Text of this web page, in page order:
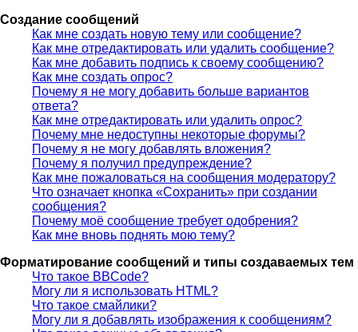
Создание сообщений
Как мне создать новую тему или сообщение?
Как мне отредактировать или удалить сообщение?
Как мне добавить подпись к своему сообщению?
Как мне создать опрос?
Почему я не могу добавить больше вариантов
ответа?
Как мне отредактировать или удалить опрос?
Почему мне недоступны некоторые форумы?
Почему я не могу добавлять вложения?
Почему я получил предупреждение?
Как мне пожаловаться на сообщения модератору?
Что означает кнопка «Сохранить» при создании
сообщения?
Почему моё сообщение требует одобрения?
Как мне вновь поднять мою тему?
Форматирование сообщений и типы создаваемых тем
Что такое BBCode?
Могу ли я использовать HTML?
Что такое смайлики?
Могу ли я добавлять изображения к сообщениям?